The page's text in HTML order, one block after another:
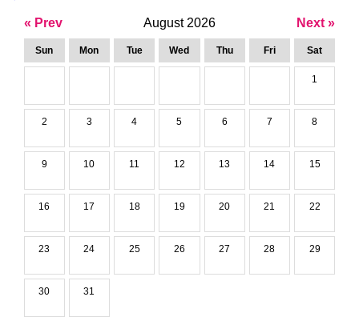
« Prev August 2026 Next »
Sun Mon Tue Wed Thu Fri Sat
1
2 3 4 5 6 7 8
9 10 11 12 13 14 15
16 17 18 19 20 21 22
23 24 25 26 27 28 29
30 31